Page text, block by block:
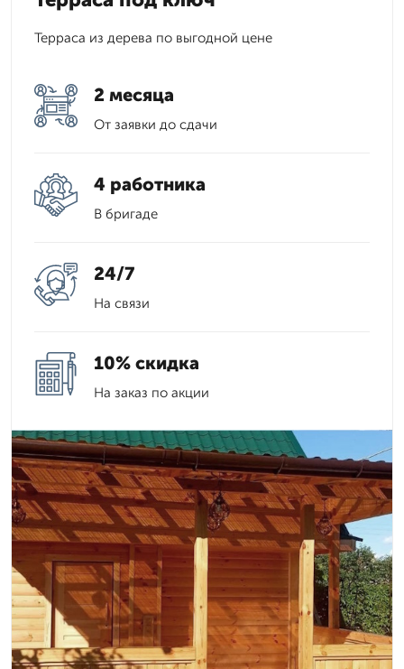
Терраса из дерева по выгодной цене
2 месяца
От заявки до сдачи
4 работника
В бригаде
24/7
На связи
10% скидка
На заказ по акции